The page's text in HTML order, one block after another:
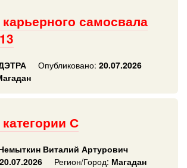
самосвала
Опубликовано: 20.07.2026
С
Виталий Артурович
20.07.2026 Регион/Город: Магадан